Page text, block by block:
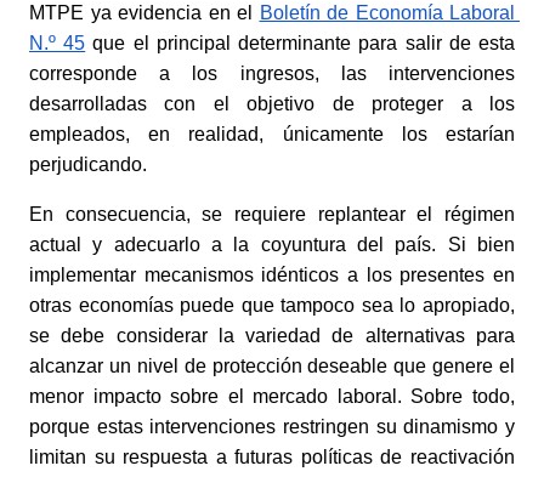
MTPE ya evidencia en el
Boletín de Economía Laboral
N.º 45 que el principal determinante para salir de esta
corresponde a los ingresos, las intervenciones
desarrolladas con el objetivo de proteger a los
empleados, en realidad, únicamente los estarían
perjudicando.
En consecuencia, se requiere replantear el régimen
actual y adecuarlo a la coyuntura del país. Si bien
implementar mecanismos idénticos a los presentes en
otras economías puede que tampoco sea lo apropiado,
se debe considerar la variedad de alternativas para
alcanzar un nivel de protección deseable que genere el
menor impacto sobre el mercado laboral. Sobre todo,
porque estas intervenciones restringen su dinamismo y
limitan su respuesta a futuras políticas de reactivación